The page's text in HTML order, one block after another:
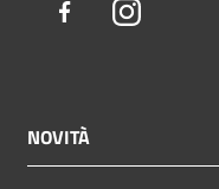
FacebookInstagram
NOVITÀ